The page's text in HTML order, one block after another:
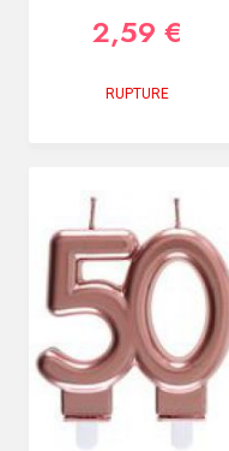
2,59 €
RUPTURE